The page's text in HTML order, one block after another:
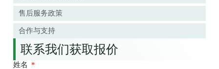
售后服务政策
合作与支持
联系我们获取报价
姓名